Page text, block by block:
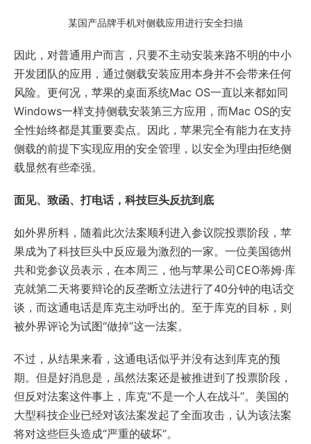
某国产品牌手机对侧载应用进行安全扫描
因此，对普通用户而言，只要不主动安装来路不明的中小
开发团队的应用，通过侧载安装应用本身并不会带来任何
风险。更何况，苹果的桌面系统Mac OS一直以来都如同
Windows一样支持侧载安装第三方应用，而Mac OS的安
全性始终都是其重要卖点。因此，苹果完全有能力在支持
侧载的前提下实现应用的安全管理，以安全为理由拒绝侧
载显然有些牵强。
面见、致函、打电话，科技巨头反抗到底
如外界所料，随着此次法案顺利进入参议院投票阶段，苹
果成为了科技巨头中反应最为激烈的一家。一位美国德州
共和党参议员表示，在本周三，他与苹果公司CEO蒂姆·库
克就第二天将要辩论的反垄断立法进行了40分钟的电话交
谈，而这通电话是库克主动呼出的。至于库克的目标，则
被外界评论为试图“做掉”这一法案。
不过，从结果来看，这通电话似乎并没有达到库克的预
期。但是好消息是，虽然法案还是被推进到了投票阶段，
但反对法案这件事上，库克“不是一个人在战斗”。美国的
大型科技企业已经对该法案发起了全面攻击，认为该法案
将对这些巨头造成“严重的破坏”。